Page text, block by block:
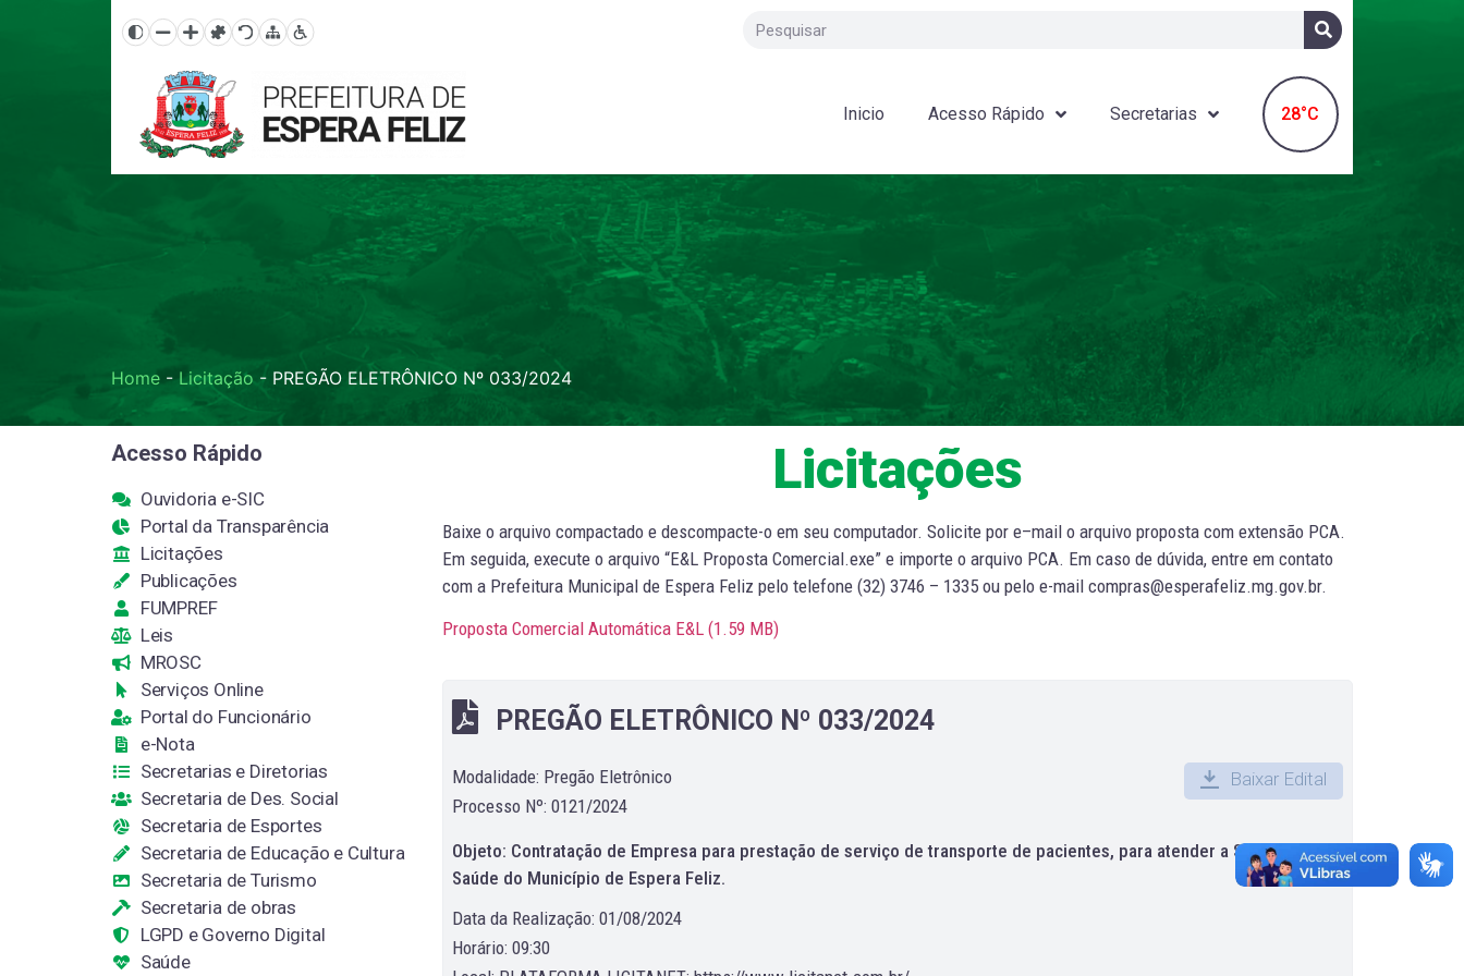
Inicio Acesso Rápido Secretarias 28°C
Home -Licitação- PREGÃO ELETRÔNICO Nº 033/2024
Acesso Rápido
Ouvidoria e-SIC
Portal da Transparência
Licitações
Publicações
FUMPREF
Leis
MROSC
Serviços Online
Portal do Funcionário
e-Nota
Secretarias e Diretorias
Secretaria de Des. Social
Secretaria de Esportes
Secretaria de Educação e Cultura
Secretaria de Turismo
Secretaria de obras
LGPD e Governo Digital
Saúde
Licitações
Baixe o arquivo compactado e descompacte-o em seu computador. Solicite por e–mail o arquivo proposta com extensão PCA.
Em seguida, execute o arquivo “E&L Proposta Comercial.exe” e importe o arquivo PCA. Em caso de dúvida, entre em contato
com a Prefeitura Municipal de Espera Feliz pelo telefone (32) 3746 – 1335 ou pelo e-mail compras@esperafeliz.mg.gov.br.
Proposta Comercial Automática E&L (1.59 MB)
PREGÃO ELETRÔNICO Nº 033/2024
Modalidade: Pregão Eletrônico
Processo Nº: 0121/2024
Baixar Edital
Objeto: Contratação de Empresa para prestação de serviço de transporte de pacientes, para atender a Secretaria de
Saúde do Município de Espera Feliz.
Data da Realização: 01/08/2024
Horário: 09:30